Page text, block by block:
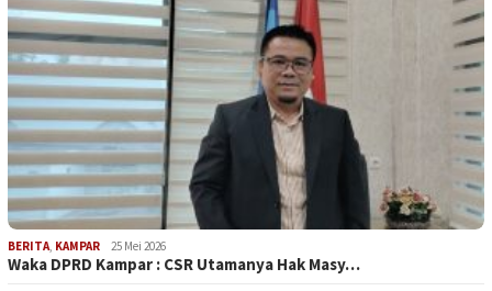
BERITA, KAMPAR 25 Mei 2026
Waka DPRD Kampar : CSR Utamanya Hak Masy…